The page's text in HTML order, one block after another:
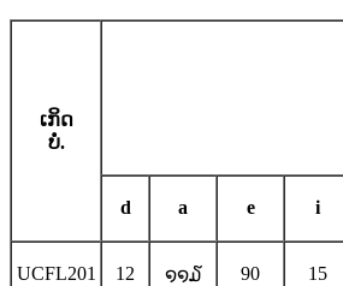
ເກິດ
ບໍ່.
d a e i
UCFL201 12 ໑໑໓ 90 15